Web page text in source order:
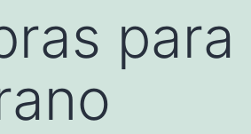
para